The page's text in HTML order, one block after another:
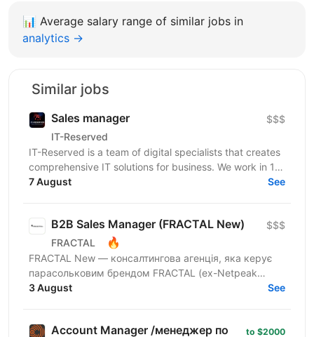
📊 Average salary range of similar jobs in
analytics →
Similar jobs
Sales manager
IT-Reserved
$$$
IT-Reserved is a team of digital specialists that creates
comprehensive IT solutions for business. We work in 14
areas, including IT, marketing, legal and...
7 August See
B2B Sales Manager (FRACTAL New)
FRACTAL 🔥
$$$
FRACTAL New — консалтингова агенція, яка керує
парасольковим брендом FRACTAL (ex-Netpeak
Group). Запрошуємо B2B Sales Manager у FRACTAL
3 August See
Account Manager /менеджер по
to $2000